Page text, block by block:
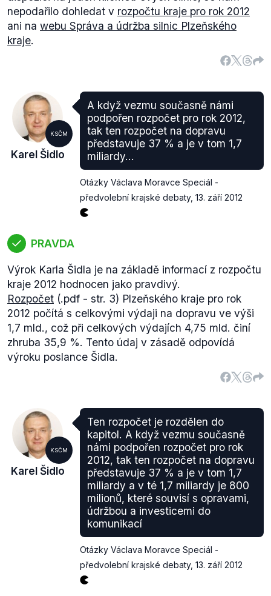
nepodařilo dohledat v rozpočtu kraje pro rok 2012
ani na webu Správa a údržba silnic Plzeňského
kraje.
KSČM
Karel Šidlo
A když vezmu současně námi
podpořen rozpočet pro rok 2012,
tak ten rozpočet na dopravu
představuje 37 % a je v tom 1,7
miliardy...
Otázky Václava Moravce Speciál -
předvolební krajské debaty, 13. září 2012
PRAVDA
Výrok Karla Šidla je na základě informací z rozpočtu
kraje 2012 hodnocen jako pravdivý.
Rozpočet (.pdf - str. 3) Plzeňského kraje pro rok
2012 počítá s celkovými výdaji na dopravu ve výši
1,7 mld., což při celkových výdajích 4,75 mld. činí
zhruba 35,9 %. Tento údaj v zásadě odpovídá
výroku poslance Šidla.
KSČM
Karel Šidlo
Ten rozpočet je rozdělen do
kapitol. A když vezmu současně
námi podpořen rozpočet pro rok
2012, tak ten rozpočet na dopravu
představuje 37 % a je v tom 1,7
miliardy a v té 1,7 miliardy je 800
milionů, které souvisí s opravami,
údržbou a investicemi do
komunikací
Otázky Václava Moravce Speciál -
předvolební krajské debaty, 13. září 2012